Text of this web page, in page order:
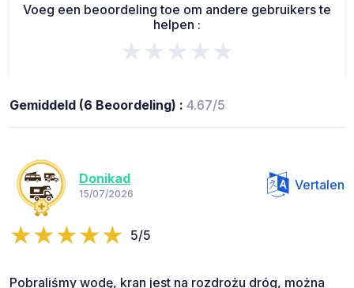
Voeg een beoordeling toe om andere gebruikers te
helpen :
★★★★★
Gemiddeld (6 Beoordeling) : 4.67/5
Donikad
15/07/2026
Vertalen
5/5
Pobraliśmy wodę, kran jest na rozdrożu dróg, można